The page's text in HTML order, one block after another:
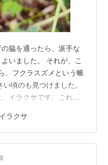
脇を通ったら、派手な
いました。 それが、こ
、フクラスズメという蛾
頃のも見つけました。
イラクサです。これも
の根元にかゆみを引き
いるそうです。蕁麻疹
うっかり触らなくて良
かなかキュートだけ
イラクサ